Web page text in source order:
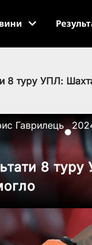
8 туру УПЛ:
Гаврилець
●
8